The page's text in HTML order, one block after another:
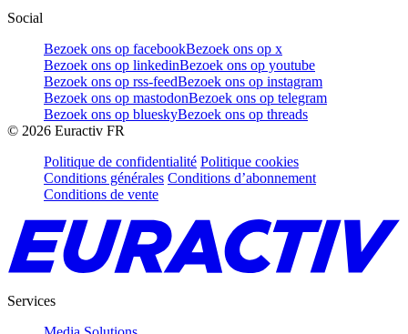
Social
Bezoek ons op facebookBezoek ons op x
Bezoek ons op linkedinBezoek ons op youtube
Bezoek ons op rss-feedBezoek ons op instagram
Bezoek ons op mastodonBezoek ons op telegram
Bezoek ons op blueskyBezoek ons op threads
© 2026 Euractiv FR
Politique de confidentialité Politique cookies
Conditions générales Conditions d’abonnement
Conditions de vente
Services